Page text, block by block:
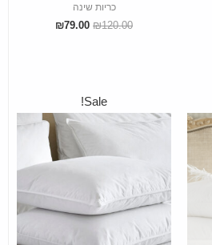
כריות שינה
₪120.00
₪79.00
Sale!